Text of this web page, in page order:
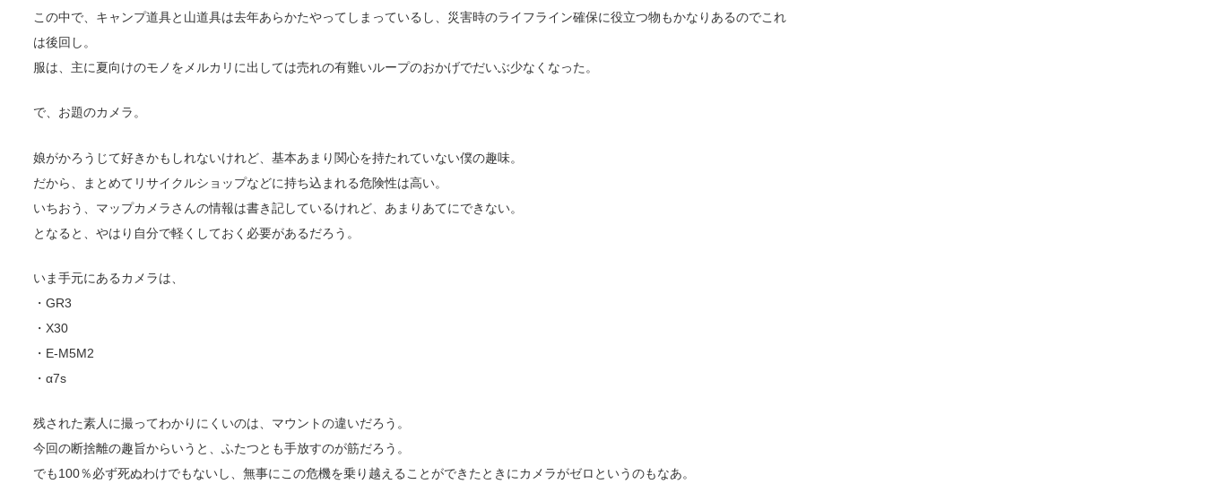
この中で、キャンプ道具と山道具は去年あらかたやってしまっているし、災害時のライフライン確保に役立つ物もかなりあるのでこれ
は後回し。
服は、主に夏向けのモノをメルカリに出しては売れの有難いループのおかげでだいぶ少なくなった。
で、お題のカメラ。
娘がかろうじて好きかもしれないけれど、基本あまり関心を持たれていない僕の趣味。
だから、まとめてリサイクルショップなどに持ち込まれる危険性は高い。
いちおう、マップカメラさんの情報は書き記しているけれど、あまりあてにできない。
となると、やはり自分で軽くしておく必要があるだろう。
いま手元にあるカメラは、
・GR3
・X30
・E-M5M2
・α7s
残された素人に撮ってわかりにくいのは、マウントの違いだろう。
今回の断捨離の趣旨からいうと、ふたつとも手放すのが筋だろう。
でも100％必ず死ぬわけでもないし、無事にこの危機を乗り越えることができたときにカメラがゼロというのもなあ。